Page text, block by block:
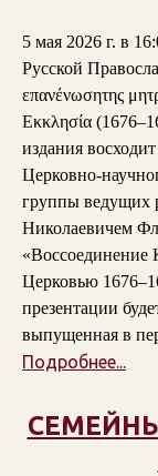
5 мая 2026 г. в
Русской
επανένωσητης
Εκκλησία
издания
Церковно-
группы ведущих
Николаевичем
«Воссоединение
Церковью
презентации
выпущенная в
Подробнее...